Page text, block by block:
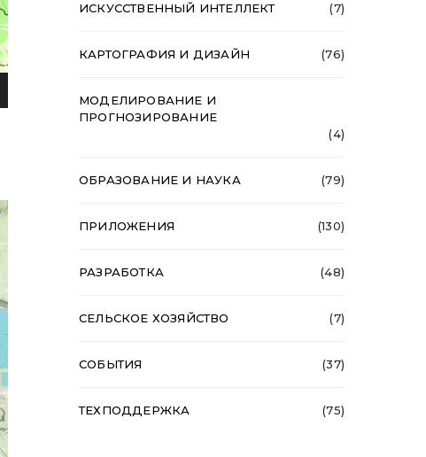
ИСКУССТВЕННЫЙ ИНТЕЛЛЕКТ (7)
КАРТОГРАФИЯ И ДИЗАЙН (76)
МОДЕЛИРОВАНИЕ И
ПРОГНОЗИРОВАНИЕ
(4)
ОБРАЗОВАНИЕ И НАУКА (79)
ПРИЛОЖЕНИЯ (130)
РАЗРАБОТКА (48)
СЕЛЬСКОЕ ХОЗЯЙСТВО (7)
СОБЫТИЯ (37)
ТЕХПОДДЕРЖКА (75)